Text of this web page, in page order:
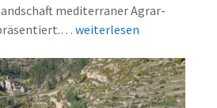
mediterraner Agrar-
L
P
a
r
weiterlesen